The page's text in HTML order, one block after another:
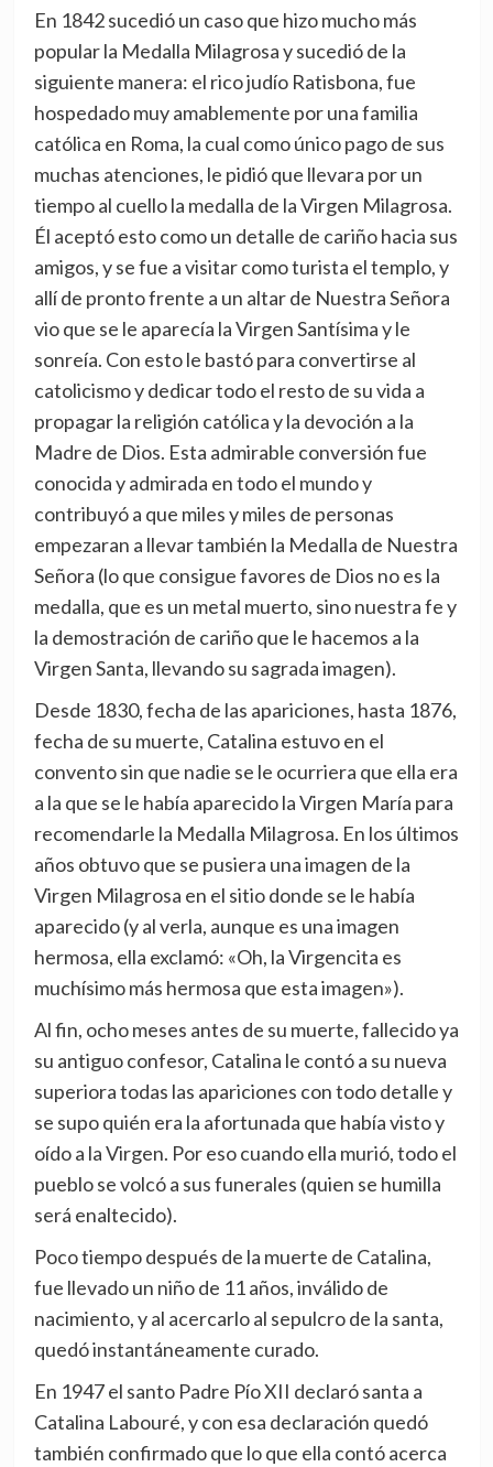
En 1842 sucedió un caso que hizo mucho más
popular la Medalla Milagrosa y sucedió de la
siguiente manera: el rico judío Ratisbona, fue
hospedado muy amablemente por una familia
católica en Roma, la cual como único pago de sus
muchas atenciones, le pidió que llevara por un
tiempo al cuello la medalla de la Virgen Milagrosa.
Él aceptó esto como un detalle de cariño hacia sus
amigos, y se fue a visitar como turista el templo, y
allí de pronto frente a un altar de Nuestra Señora
vio que se le aparecía la Virgen Santísima y le
sonreía. Con esto le bastó para convertirse al
catolicismo y dedicar todo el resto de su vida a
propagar la religión católica y la devoción a la
Madre de Dios. Esta admirable conversión fue
conocida y admirada en todo el mundo y
contribuyó a que miles y miles de personas
empezaran a llevar también la Medalla de Nuestra
Señora (lo que consigue favores de Dios no es la
medalla, que es un metal muerto, sino nuestra fe y
la demostración de cariño que le hacemos a la
Virgen Santa, llevando su sagrada imagen).
Desde 1830, fecha de las apariciones, hasta 1876,
fecha de su muerte, Catalina estuvo en el
convento sin que nadie se le ocurriera que ella era
a la que se le había aparecido la Virgen María para
recomendarle la Medalla Milagrosa. En los últimos
años obtuvo que se pusiera una imagen de la
Virgen Milagrosa en el sitio donde se le había
aparecido (y al verla, aunque es una imagen
hermosa, ella exclamó: «Oh, la Virgencita es
muchísimo más hermosa que esta imagen»).
Al fin, ocho meses antes de su muerte, fallecido ya
su antiguo confesor, Catalina le contó a su nueva
superiora todas las apariciones con todo detalle y
se supo quién era la afortunada que había visto y
oído a la Virgen. Por eso cuando ella murió, todo el
pueblo se volcó a sus funerales (quien se humilla
será enaltecido).
Poco tiempo después de la muerte de Catalina,
fue llevado un niño de 11 años, inválido de
nacimiento, y al acercarlo al sepulcro de la santa,
quedó instantáneamente curado.
En 1947 el santo Padre Pío XII declaró santa a
Catalina Labouré, y con esa declaración quedó
también confirmado que lo que ella contó acerca